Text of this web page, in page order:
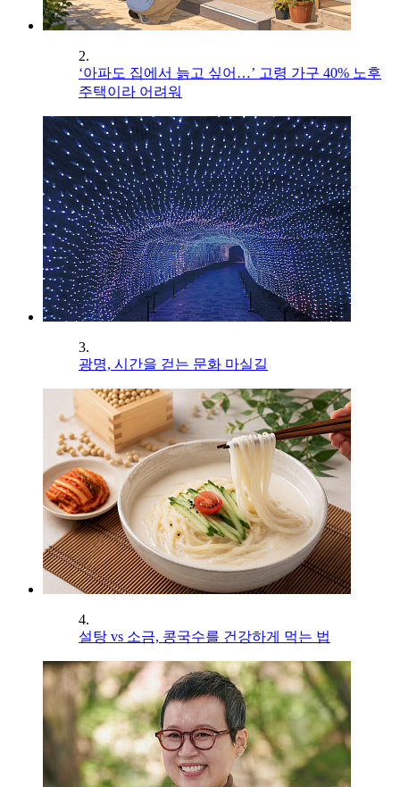
2.
‘아파도 집에서 늙고 싶어…’ 고령 가구 40% 노후
주택이라 어려워
3.
광명, 시간을 걷는 문화 마실길
4.
설탕 vs 소금, 콩국수를 건강하게 먹는 법